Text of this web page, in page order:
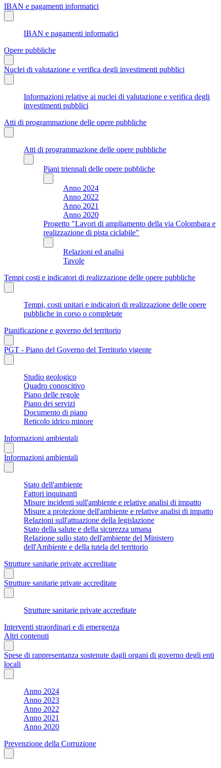
IBAN e pagamenti informatici
IBAN e pagamenti informatici
Opere pubbliche
Nuclei di valutazione e verifica degli investimenti pubblici
Informazioni relative ai nuclei di valutazione e verifica degli
investimenti pubblici
Atti di programmazione delle opere pubbliche
Atti di programmazione delle opere pubbliche
Piani triennali delle opere pubbliche
Anno 2024
Anno 2022
Anno 2021
Anno 2020
Progetto "Lavori di ampliamento della via Colombara e
realizzazione di pista ciclabile"
Relazioni ed analisi
Tavole
Tempi costi e indicatori di realizzazione delle opere pubbliche
Tempi, costi unitari e indicatori di realizzazione delle opere
pubbliche in corso o completate
Pianificazione e governo del territorio
PGT - Piano del Governo del Territorio vigente
Studio geologico
Quadro conoscitivo
Piano delle regole
Piano dei servizi
Documento di piano
Reticolo idrico minore
Informazioni ambientali
Informazioni ambientali
Stato dell'ambiente
Fattori inquinanti
Misure incidenti sull'ambiente e relative analisi di impatto
Misure a protezione dell'ambiente e relative analisi di impatto
Relazioni sull'attuazione della legislazione
Stato della salute e della sicurezza umana
Relazione sullo stato dell'ambiente del Ministero
dell'Ambiente e della tutela del territorio
Strutture sanitarie private accreditate
Strutture sanitarie private accreditate
Strutture sanitarie private accreditate
Interventi straordinari e di emergenza
Altri contenuti
Spese di rappresentanza sostenute dagli organi di governo degli enti
locali
Anno 2024
Anno 2023
Anno 2022
Anno 2021
Anno 2020
Prevenzione della Corruzione